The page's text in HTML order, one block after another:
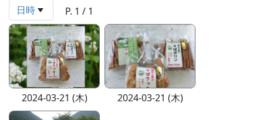
日時 P. 1 / 1
2024-03-21 (木) 2024-03-21 (木)